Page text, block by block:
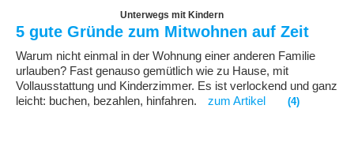
Unterwegs mit Kindern
5 gute Gründe zum Mitwohnen auf Zeit
Warum nicht einmal in der Wohnung einer anderen Familie
urlauben? Fast genauso gemütlich wie zu Hause, mit
Vollausstattung und Kinderzimmer. Es ist verlockend und ganz
leicht: buchen, bezahlen, hinfahren.
zum Artikel (4)